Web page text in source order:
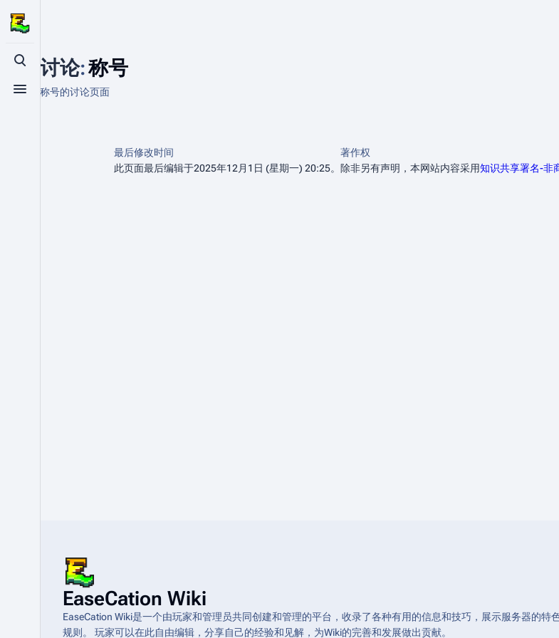
打开/关闭搜索
打开/关闭菜单
讨论:称号
称号的讨论页面
最后修改时间
此页面最后编辑于2025年12月1日 (星期一) 20:25。
著作权
除非另有声明，本网站内容采用知识共享署名-非
EaseCation Wiki
EaseCation Wiki是一个由玩家和管理员共同创建和管理的平台，收录了各种有用的信息和技巧，展示服务器的特
规则。 玩家可以在此自由编辑，分享自己的经验和见解，为Wiki的完善和发展做出贡献。